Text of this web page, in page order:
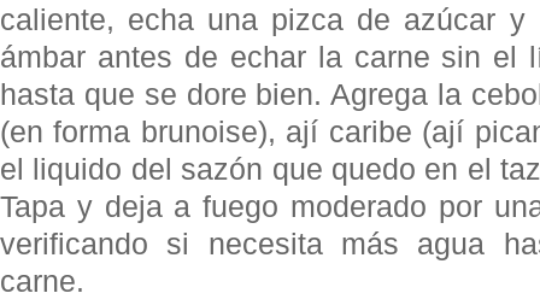
caliente, echa una pizca de azúcar
ámbar antes de echar la carne sin el
hasta que se dore bien. Agrega la
(en forma brunoise), ají caribe (ají
el liquido del sazón que quedo en el
Tapa y deja a fuego moderado por
verificando si necesita más agua
carne.